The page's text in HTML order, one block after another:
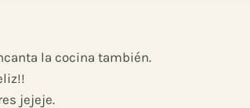
la cocina también.
jejeje.